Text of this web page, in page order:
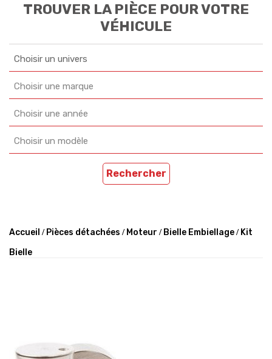
TROUVER LA PIÈCE POUR VOTRE
VÉHICULE
Choisir un univers
Choisir une marque
Choisir une année
Choisir un modèle
Rechercher
Accueil Pièces détachées Moteur Bielle Embiellage
Kit
Bielle